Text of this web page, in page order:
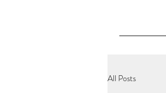
All Posts